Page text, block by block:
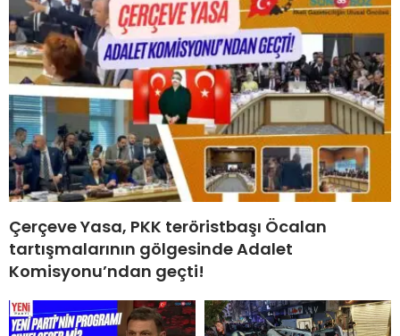
Çerçeve Yasa, PKK teröristbaşı Öcalan
tartışmalarının gölgesinde Adalet
Komisyonu’ndan geçti!